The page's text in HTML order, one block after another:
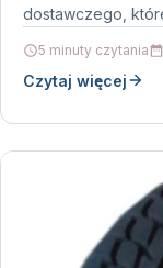
dostawczego,
5 minuty czytania
Czytaj więcej